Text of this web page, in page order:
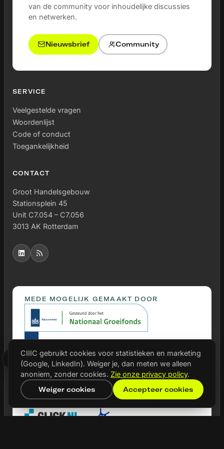
van de community voor inhoudelijke discussies
en netwerken.
Nieuwsbrief Community
SERVICE
Veelgestelde vragen
Woordenlijst
Code of conduct
Toegankelijkheid
CONTACT
Groot Handelsgebouw
Stationsplein 45
Unit C7.054 – C7.056
3013 AK Rotterdam
MEDE MOGELIJK GEMAAKT DOOR
PARTNERS
CIIIC gebruikt cookies voor statistieken en marketing
(Google, LinkedIn). Weiger je, dan meten we alleen
anoniem, zonder cookies. Zie onze privacy policy.
Weiger cookies Accepteer cookies